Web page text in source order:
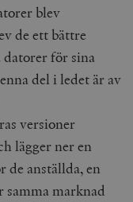
blev
de ett bättre
för sina
del i ledet är av
versioner
lägger ner en
de anställda, en
samma marknad